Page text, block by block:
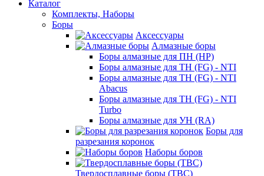
Каталог
Комплекты, Наборы
Боры
Аксессуары
Алмазные боры
Боры алмазные для ПН (HP)
Боры алмазные для ТН (FG) - NTI
Боры алмазные для ТН (FG) - NTI
Abacus
Боры алмазные для ТН (FG) - NTI
Turbo
Боры алмазные для УН (RA)
Боры для
разрезания коронок
Наборы боров
Твердосплавные боры (ТВС)